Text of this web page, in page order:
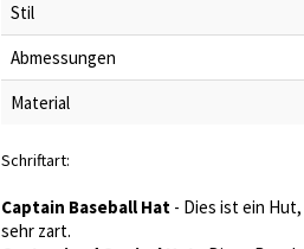
Stil
Abmessungen
Material
Schriftart:
Captain Baseball Hat - Dies ist ein
sehr zart.